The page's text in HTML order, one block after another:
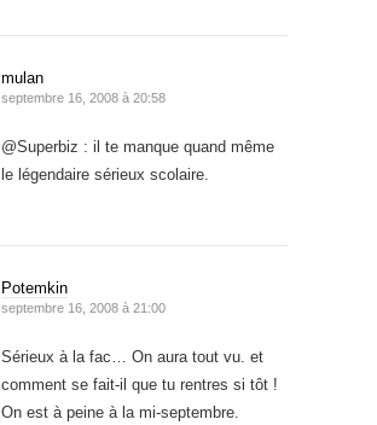
mulan
septembre 16, 2008 à 20:58
@Superbiz : il te manque quand même
le légendaire sérieux scolaire.
Potemkin
septembre 16, 2008 à 21:00
Sérieux à la fac… On aura tout vu. et
comment se fait-il que tu rentres si tôt !
On est à peine à la mi-septembre.